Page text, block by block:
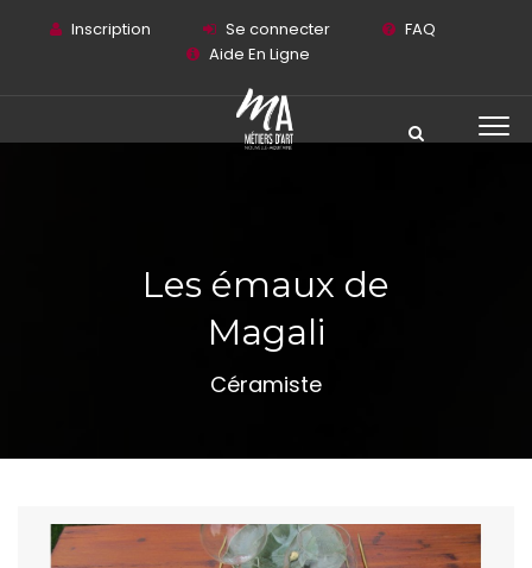
Inscription Se connecter
FAQ
Aide En Ligne
Les émaux de
Magali
Céramiste